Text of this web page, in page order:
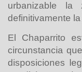
urbanizable
definitivamente
El Chaparrito
circunstancia
disposiciones